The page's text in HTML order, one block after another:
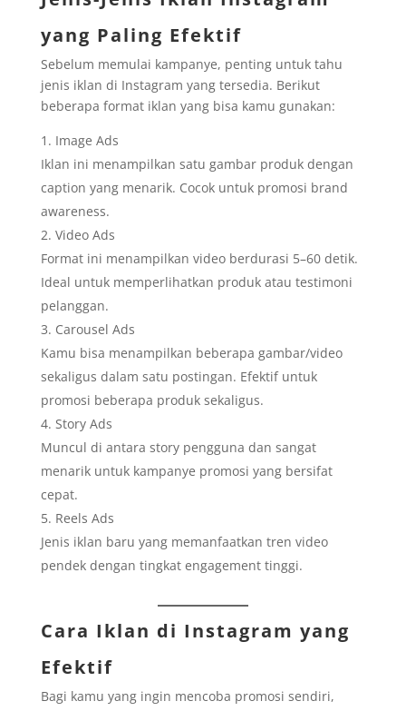
yang Paling Efektif
Sebelum memulai kampanye, penting untuk tahu
jenis iklan di Instagram yang tersedia. Berikut
beberapa format iklan yang bisa kamu gunakan:
Image Ads
Iklan ini menampilkan satu gambar produk dengan
caption yang menarik. Cocok untuk promosi brand
awareness.
Video Ads
Format ini menampilkan video berdurasi 5–60 detik.
Ideal untuk memperlihatkan produk atau testimoni
pelanggan.
Carousel Ads
Kamu bisa menampilkan beberapa gambar/video
sekaligus dalam satu postingan. Efektif untuk
promosi beberapa produk sekaligus.
Story Ads
Muncul di antara story pengguna dan sangat
menarik untuk kampanye promosi yang bersifat
cepat.
Reels Ads
Jenis iklan baru yang memanfaatkan tren video
pendek dengan tingkat engagement tinggi.
Cara Iklan di Instagram yang
Efektif
Bagi kamu yang ingin mencoba promosi sendiri,